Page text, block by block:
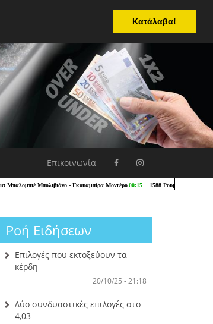
Κατάλαβα!
Επικοινωνία
Ροή Ειδήσεων
Επιλογές που εκτοξεύουν τα
κέρδη
20/10/25 - 21:18
Δύο συνδυαστικές επιλογές στο
4,03